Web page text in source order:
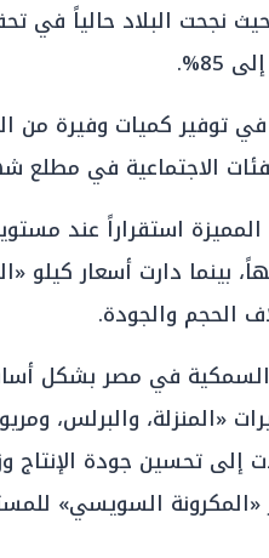
نجحت البلاد حالياً في
توفير كميات وفيرة من
الاجتماعية في مطلع شهر
استقراراً عند
نحو 250 جنيهاً، بينما دارت
السمكية في مصر بشكل
«المنزلة، والبرلس،
إلى تحسين جودة الإنتاج